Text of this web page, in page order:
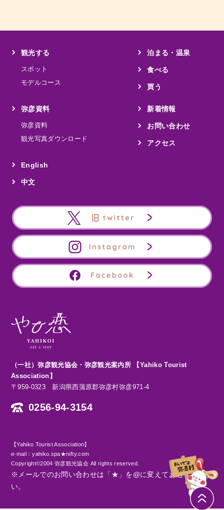
観光する
スポット
モデルコース
泊まる・温泉
食べる
買う
弥彦資料
弥彦資料
観光写真ダウンロード
新着情報
お問い合わせ
アクセス
English
中文
（一社）弥彦観光協会・弥彦観光案内所 【Yahiko Tourist
Association】
〒959-0323 新潟県西蒲原郡弥彦村弥彦971-4
0256-94-3154
【Yahiko Tourist Association】
e-mail：yahiko.spa★nifty.com
Copyright©2004 弥彦観光協会 All rights reserved.
※メールでのお問い合わせは「★」を@に変えてお送りくださ
い。